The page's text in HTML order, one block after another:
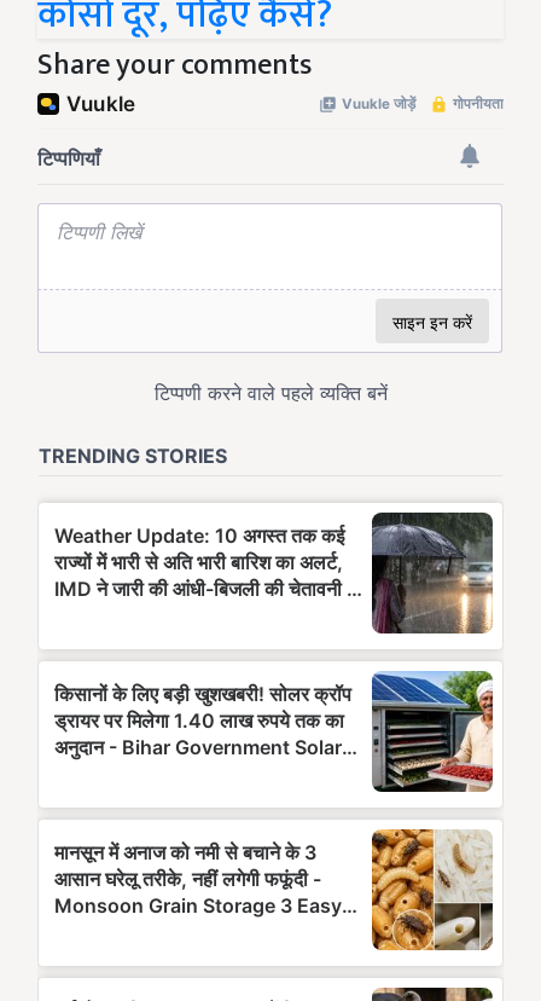
कोसों दूर, पढ़िए कैसे?
Share your comments